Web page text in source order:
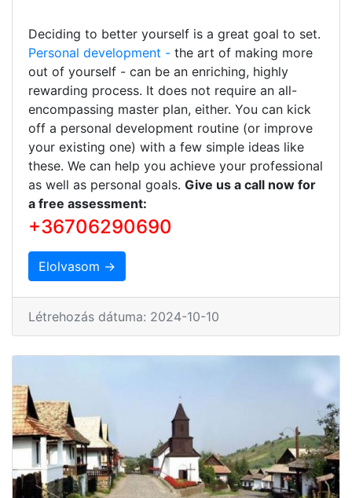
Deciding to better yourself is a great goal to set.
Personal development - the art of making more
out of yourself - can be an enriching, highly
rewarding process. It does not require an all-
encompassing master plan, either. You can kick
off a personal development routine (or improve
your existing one) with a few simple ideas like
these. We can help you achieve your professional
as well as personal goals. Give us a call now for
a free assessment:
+36706290690
Elolvasom →
Létrehozás dátuma: 2024-10-10